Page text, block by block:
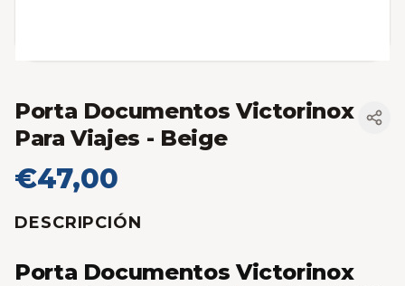
Porta Documentos Victorinox
Para Viajes - Beige
€47,00
DESCRIPCIÓN
Porta Documentos Victorinox